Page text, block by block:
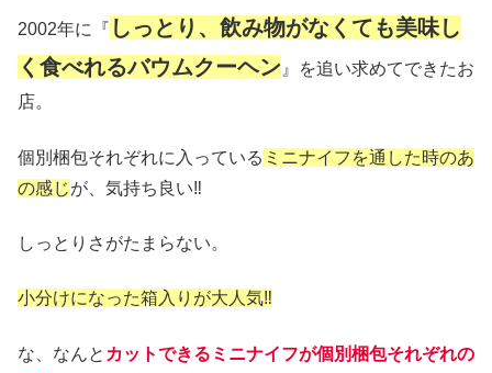
2002年に『 しっとり、飲み物がなくても美味し
く食べれるバウムクーヘン 』を追い求めてできたお
店。
個別梱包それぞれに入っている ミニナイフを通した時のあ
の感じが、気持ち良い‼︎
しっとりさがたまらない。
小分けになった箱入りが大人気‼︎
な、なんと カットできるミニナイフが個別梱包それぞれの